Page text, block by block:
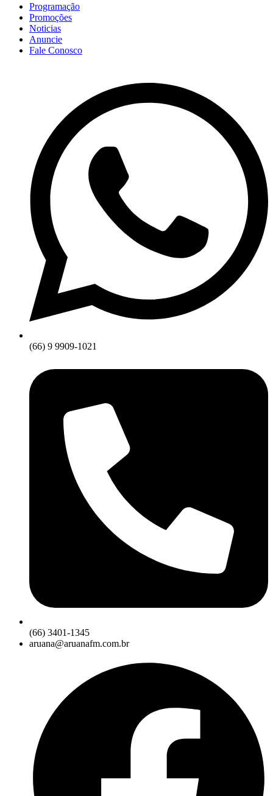
Programação
Promoções
Noticias
Anuncie
Fale Conosco
(66) 9 9909-1021
(66) 3401-1345
aruana@aruanafm.com.br